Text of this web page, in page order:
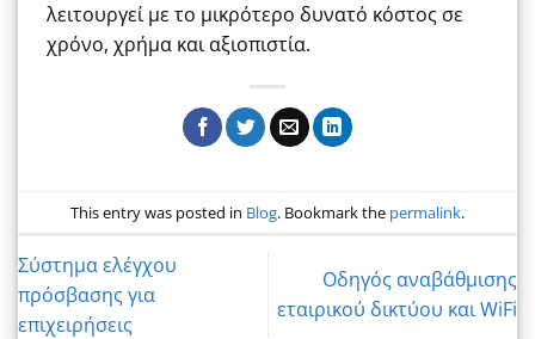
λειτουργεί με το μικρότερο δυνατό κόστος σε
χρόνο, χρήμα και αξιοπιστία.
This entry was posted in Blog. Bookmark the permalink.
Σύστημα ελέγχου
πρόσβασης για
επιχειρήσεις
Οδηγός αναβάθμισης
εταιρικού δικτύου και WiFi